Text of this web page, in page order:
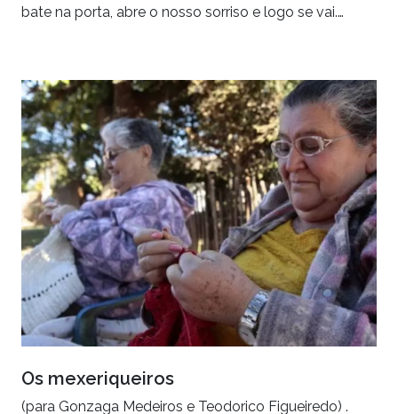
bate na porta, abre o nosso sorriso e logo se vai.…
Os mexeriqueiros
(para Gonzaga Medeiros e Teodorico Figueiredo) .